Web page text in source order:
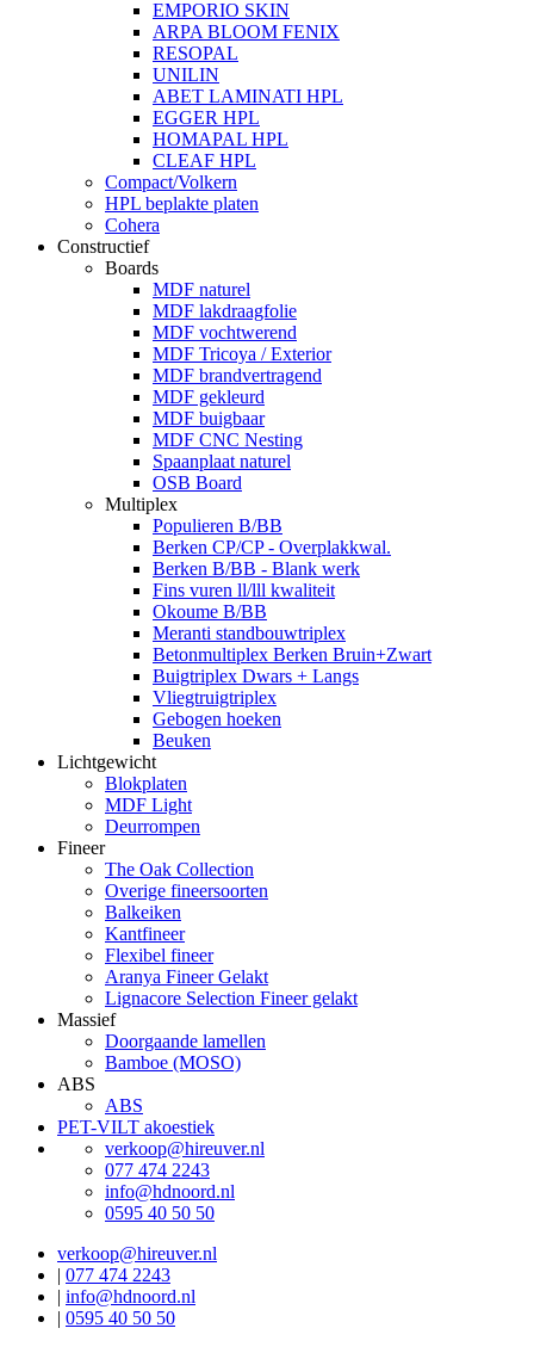
EMPORIO SKIN
ARPA BLOOM FENIX
RESOPAL
UNILIN
ABET LAMINATI HPL
EGGER HPL
HOMAPAL HPL
CLEAF HPL
Compact/Volkern
HPL beplakte platen
Cohera
Constructief
Boards
MDF naturel
MDF lakdraagfolie
MDF vochtwerend
MDF Tricoya / Exterior
MDF brandvertragend
MDF gekleurd
MDF buigbaar
MDF CNC Nesting
Spaanplaat naturel
OSB Board
Multiplex
Populieren B/BB
Berken CP/CP - Overplakkwal.
Berken B/BB - Blank werk
Fins vuren ll/lll kwaliteit
Okoume B/BB
Meranti standbouwtriplex
Betonmultiplex Berken Bruin+Zwart
Buigtriplex Dwars + Langs
Vliegtruigtriplex
Gebogen hoeken
Beuken
Lichtgewicht
Blokplaten
MDF Light
Deurrompen
Fineer
The Oak Collection
Overige fineersoorten
Balkeiken
Kantfineer
Flexibel fineer
Aranya Fineer Gelakt
Lignacore Selection Fineer gelakt
Massief
Doorgaande lamellen
Bamboe (MOSO)
ABS
ABS
PET-VILT akoestiek
verkoop@hireuver.nl
077 474 2243
info@hdnoord.nl
0595 40 50 50
verkoop@hireuver.nl
| 077 474 2243
| info@hdnoord.nl
| 0595 40 50 50